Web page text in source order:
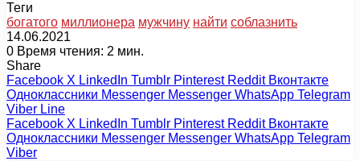
Теги
богатого миллионера мужчину найти соблазнить
14.06.2021
0 Время чтения: 2 мин.
Share
Facebook X LinkedIn Tumblr Pinterest Reddit Вконтакте
Одноклассники Messenger Messenger WhatsApp Telegram
Viber Line
Facebook X LinkedIn Tumblr Pinterest Reddit Вконтакте
Одноклассники Messenger Messenger WhatsApp Telegram
Viber